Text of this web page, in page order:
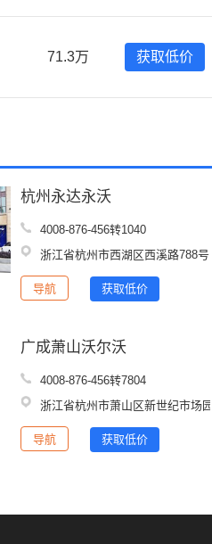
71.3万 获取低价
杭州永达永沃
4008-876-456转1040
浙江省杭州市西湖区西溪路788号1
导航 获取低价
广成萧山沃尔沃
4008-876-456转7804
浙江省杭州市萧山区新世纪市场
导航 获取低价